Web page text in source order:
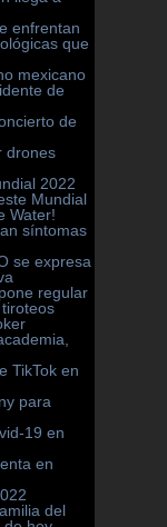
enfrentan
que
mexicano
de
de
drones
2022
Mundial
Water!
síntomas
se expresa
regular
TikTok en
para
19 en
en
del